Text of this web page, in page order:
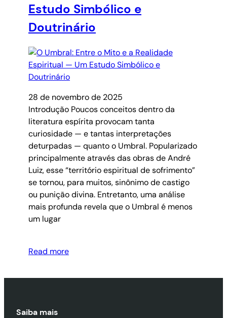
Estudo Simbólico e
Doutrinário
28 de novembro de 2025
Introdução Poucos conceitos dentro da
literatura espírita provocam tanta
curiosidade — e tantas interpretações
deturpadas — quanto o Umbral. Popularizado
principalmente através das obras de André
Luiz, esse “território espiritual de sofrimento”
se tornou, para muitos, sinônimo de castigo
ou punição divina. Entretanto, uma análise
mais profunda revela que o Umbral é menos
um lugar
Read more
Saiba mais